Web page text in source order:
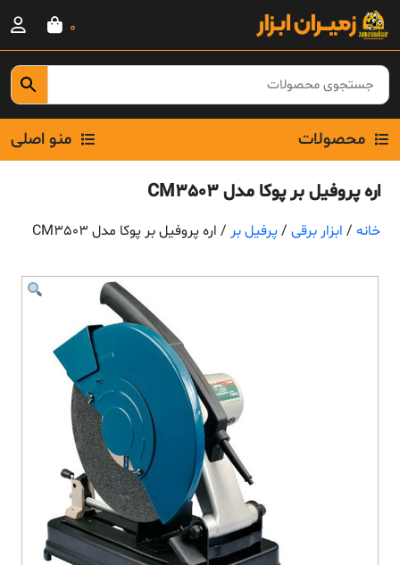
Skip
content
0
محصولات منو اصلی
اره پروفیل بر پوکا مدل CM3503
خانه / ابزار برقی /پرفیل بر / اره پروفیل بر پوکا مدل CM3503